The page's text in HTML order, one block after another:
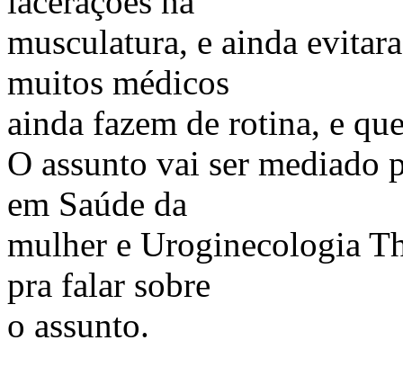
musculatura, e ainda
muitos médicos
ainda fazem de rotina, e
O assunto vai ser mediado
em Saúde da
mulher e Uroginecologia
pra falar sobre
o assunto.